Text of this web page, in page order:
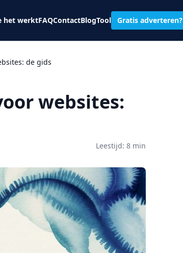
het werktFAQContactBlogTool Gratis adverteren?
de gids
websites:
Leestijd: 8 min